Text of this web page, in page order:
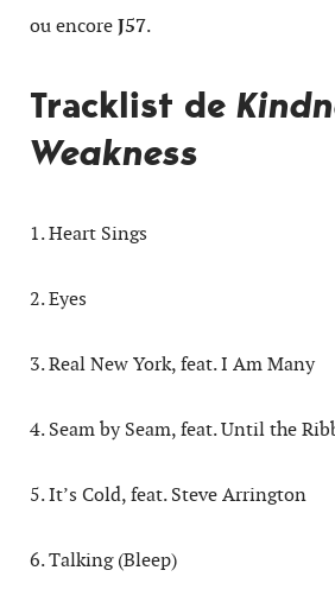
ou encoreJ57.
Tracklist de
Weakness
1. Heart Sings
2. Eyes
3. Real New York, feat. I Am Many
4. Seam by Seam, feat. Until the
5. It’s Cold, feat. Steve Arrington
6. Talking (Bleep)